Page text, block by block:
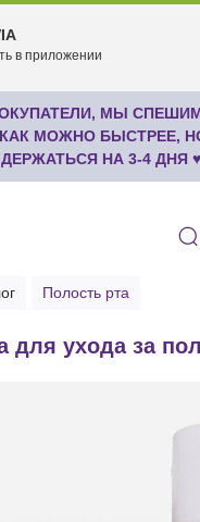
МЫ
МОЖНО БЫСТРЕЕ,
НА 3-4 ДНЯ ♥
Полость рта
для ухода за
в приложении